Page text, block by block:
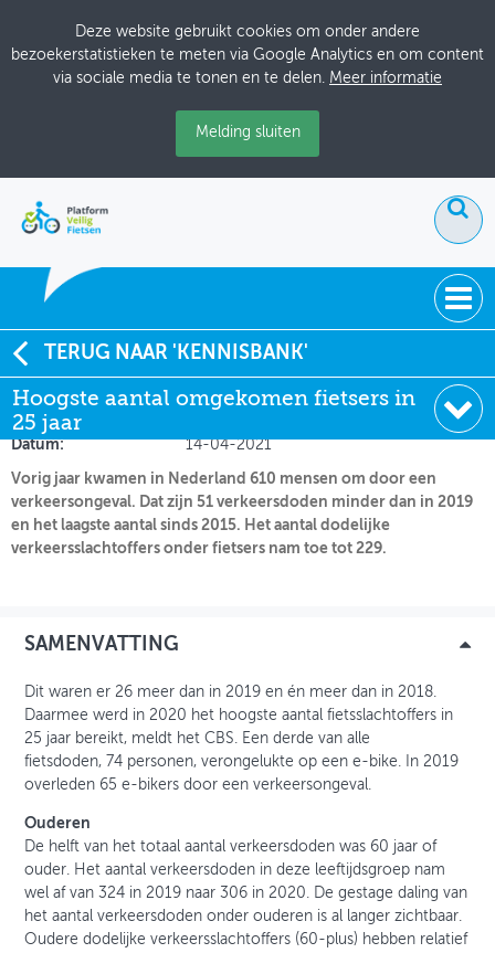
Deze website gebruikt cookies om onder andere
bezoekerstatistieken te meten via Google Analytics en om content
via sociale media te tonen en te delen. Meer informatie
Melding sluiten
ACTUEEL
DOSSIERS
BIJEENKOMSTEN
ONTWERPERSCAFÉ
INLOGGEN
TERUG NAAR 'KENNISBANK'
Hoogste aantal omgekomen fietsers in
25 jaar
Hoogste aantal omgekomen fietsers in 25 jaar
Soort:
Datum:
14-04-2021
Vorig jaar kwamen in Nederland 610 mensen om door een
verkeersongeval. Dat zijn 51 verkeersdoden minder dan in 2019
en het laagste aantal sinds 2015. Het aantal dodelijke
verkeersslachtoffers onder fietsers nam toe tot 229.
SAMENVATTING
Dit waren er 26 meer dan in 2019 en én meer dan in 2018.
Daarmee werd in 2020 het hoogste aantal fietsslachtoffers in
25 jaar bereikt, meldt het CBS. Een derde van alle
fietsdoden, 74 personen, verongelukte op een e-bike. In 2019
overleden 65 e-bikers door een verkeersongeval.
Ouderen
De helft van het totaal aantal verkeersdoden was 60 jaar of
ouder. Het aantal verkeersdoden in deze leeftijdsgroep nam
wel af van 324 in 2019 naar 306 in 2020. De gestage daling van
het aantal verkeersdoden onder ouderen is al langer zichtbaar.
Oudere dodelijke verkeersslachtoffers (60-plus) hebben relatief